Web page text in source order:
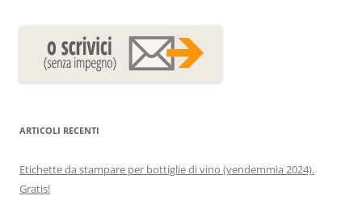
ARTICOLI RECENTI
Etichette da stampare per bottiglie di vino (vendemmia 2024).
Gratis!